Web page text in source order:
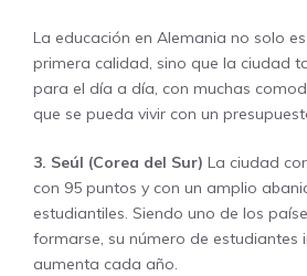
La educación en Alemania no solo
primera calidad, sino que la ciudad
para el día a día, con muchas
que se pueda vivir con un
3. Seúl (Corea del Sur) La ciudad
con 95 puntos y con un amplio
estudiantiles. Siendo uno de los
formarse, su número de estudiantes
aumenta cada año.